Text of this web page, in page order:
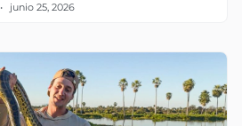
junio 25, 2026